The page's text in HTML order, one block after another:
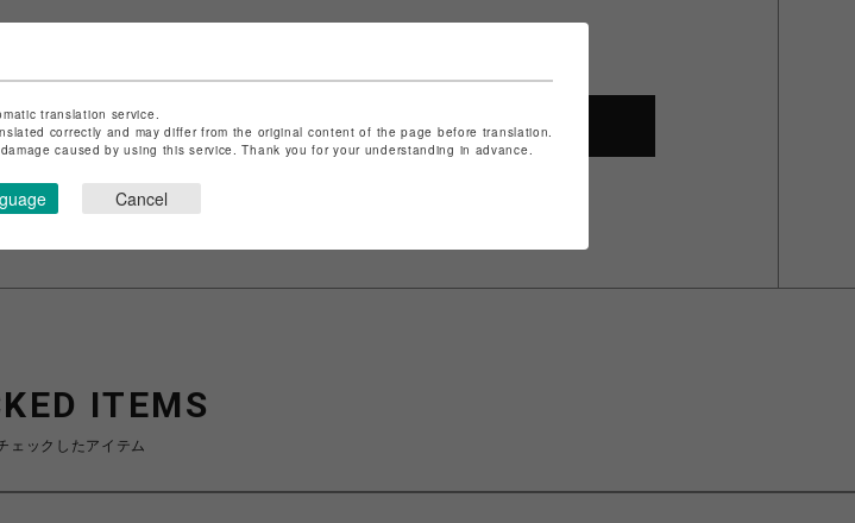
く表記はこちら
ら
SHOP TOP
ITEMS
ェックしたアイテム
translation service.
correctly and may differ from the original content of the page before translation.
caused by using this service. Thank you for your understanding in advance.
Cancel